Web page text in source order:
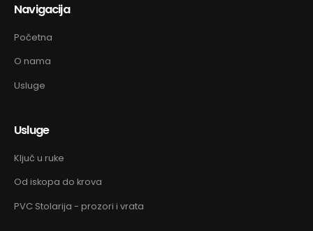
Navigacija
Početna
O nama
Usluge
Usluge
Ključ u ruke
Od iskopa do krova
PVC Stolarija - prozori i vrata